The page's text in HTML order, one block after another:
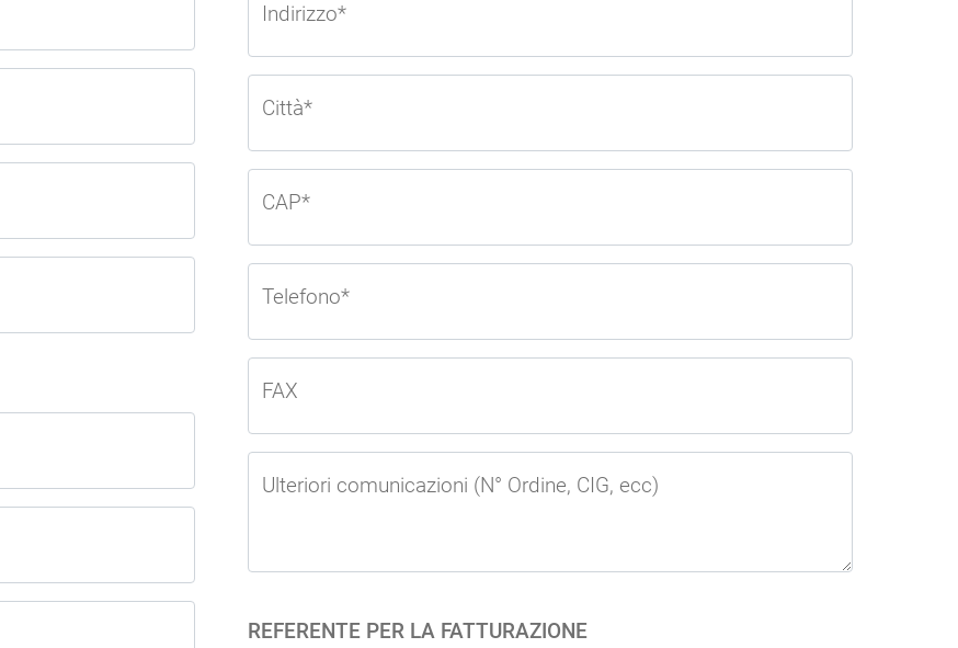
Indirizzo*
Città*
CAP*
Telefono*
FAX
Ulteriori comunicazioni (N° Ordine, CIG, ecc)
REFERENTE PER LA FATTURAZIONE